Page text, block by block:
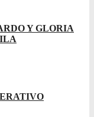
Y GLORIA